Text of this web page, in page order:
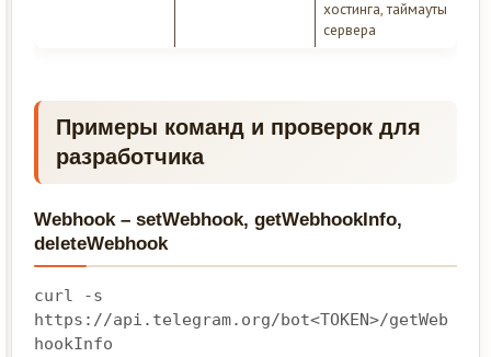
хостинга, таймауты
сервера
Примеры команд и проверок для
разработчика
Webhook – setWebhook, getWebhookInfo,
deleteWebhook
curl -s
https://api.telegram.org/bot<TOKEN>/getWeb
hookInfo